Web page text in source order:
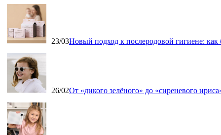
23/03Новый подход к послеродовой гигиене:
26/02От «дикого зелёного» до «сиреневого